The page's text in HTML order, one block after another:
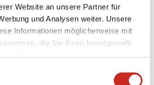
Website an unsere Partner für
und Analysen weiter. Unsere
Informationen möglicherweise mit
die Sie ihnen bereitgestellt
unterwegs